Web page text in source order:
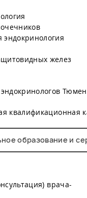
эндокринология
желез
квалификационная
образование и
врача-